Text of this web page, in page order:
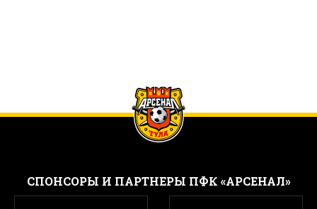
CПОНСОРЫ И ПАРТНЕРЫ ПФК «АРСЕНАЛ»